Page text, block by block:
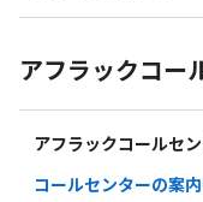
アフラックコー
アフラックコールセ
コールセンターの案